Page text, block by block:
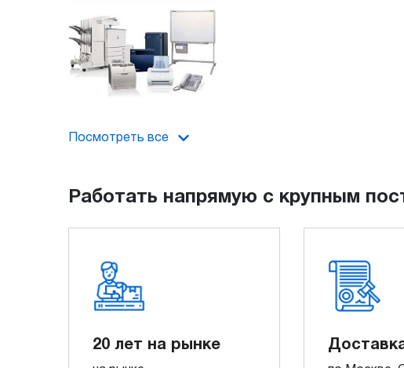
Посмотреть все
Работать напрямую с крупным
20 лет на рынке